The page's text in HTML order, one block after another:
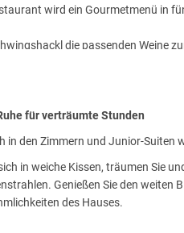
wird ein Gourmetmenü in
die passenden Weine
Verwendung von Produkten aus
für verträumte Stunden
in den Zimmern und Junior-Suiten
in weiche Kissen, träumen Sie
Genießen Sie den weiten
des Hauses.